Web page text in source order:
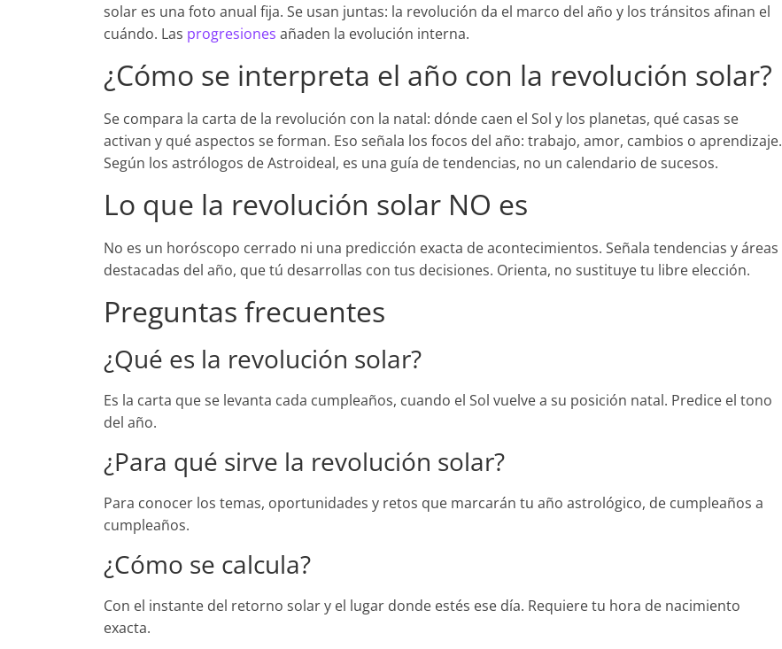
solar es una foto anual fija. Se usan juntas: la revolución da el marco del año y los tránsitos afinan el
cuándo. Las progresiones añaden la evolución interna.
¿Cómo se interpreta el año con la revolución solar?
Se compara la carta de la revolución con la natal: dónde caen el Sol y los planetas, qué casas se
activan y qué aspectos se forman. Eso señala los focos del año: trabajo, amor, cambios o aprendizaje.
Según los astrólogos de Astroideal, es una guía de tendencias, no un calendario de sucesos.
Lo que la revolución solar NO es
No es un horóscopo cerrado ni una predicción exacta de acontecimientos. Señala tendencias y áreas
destacadas del año, que tú desarrollas con tus decisiones. Orienta, no sustituye tu libre elección.
Preguntas frecuentes
¿Qué es la revolución solar?
Es la carta que se levanta cada cumpleaños, cuando el Sol vuelve a su posición natal. Predice el tono
del año.
¿Para qué sirve la revolución solar?
Para conocer los temas, oportunidades y retos que marcarán tu año astrológico, de cumpleaños a
cumpleaños.
¿Cómo se calcula?
Con el instante del retorno solar y el lugar donde estés ese día. Requiere tu hora de nacimiento
exacta.